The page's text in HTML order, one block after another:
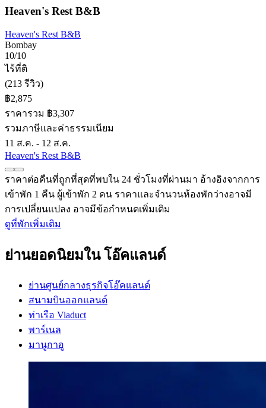
Heaven's Rest B&B
Heaven's Rest B&B
Bombay
10/10
ไร้ที่ติ
(213 รีวิว)
฿2,875
ราคารวม ฿3,307
รวมภาษีและค่าธรรมเนียม
11 ส.ค. - 12 ส.ค.
Heaven's Rest B&B
ราคาต่อคืนที่ถูกที่สุดที่พบใน 24 ชั่วโมงที่ผ่านมา อ้างอิงจากการ
เข้าพัก 1 คืน ผู้เข้าพัก 2 คน ราคาและจำนวนห้องพักว่างอาจมี
การเปลี่ยนแปลง อาจมีข้อกำหนดเพิ่มเติม
ดูที่พักเพิ่มเติม
ย่านยอดนิยมใน โอ๊คแลนด์
ย่านศูนย์กลางธุรกิจโอ๊คแลนด์
สนามบินออกแลนด์
ท่าเรือ Viaduct
พาร์เนล
มานูกาอู